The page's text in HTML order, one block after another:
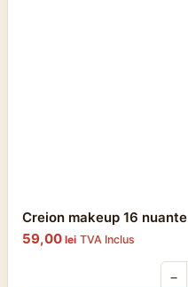
Creion makeup 16 nuante
59,00 lei TVA Inclus
−